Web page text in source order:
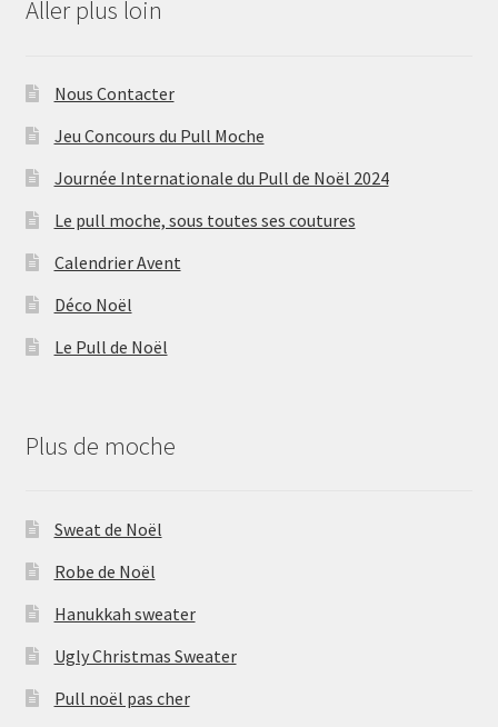
Aller plus loin
Nous Contacter
Jeu Concours du Pull Moche
Journée Internationale du Pull de Noël 2024
Le pull moche, sous toutes ses coutures
Calendrier Avent
Déco Noël
Le Pull de Noël
Plus de moche
Sweat de Noël
Robe de Noël
Hanukkah sweater
Ugly Christmas Sweater
Pull noël pas cher